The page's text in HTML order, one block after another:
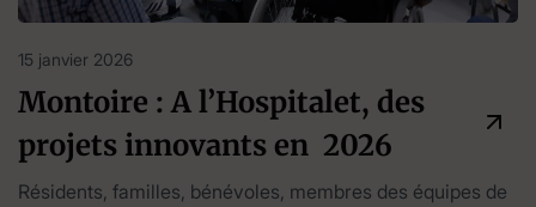
15 janvier 2026
Montoire : A l’Hospitalet, des
projets innovants en 2026
Résidents, familles, bénévoles, membres des équipes de